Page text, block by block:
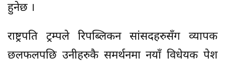
हुनेछ ।
राष्ट्रपति ट्रम्पले रिपब्लिकन सांसदहरुसँग व्यापक
छलफलपछि उनीहरुकै समर्थनमा नयाँ विधेयक पेश